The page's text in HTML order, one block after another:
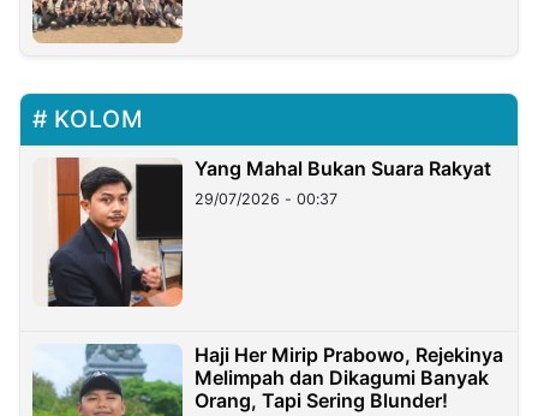
KOLOM
Yang Mahal Bukan Suara Rakyat
29/07/2026 - 00:37
Haji Her Mirip Prabowo, Rejekinya
Melimpah dan Dikagumi Banyak
Orang, Tapi Sering Blunder!